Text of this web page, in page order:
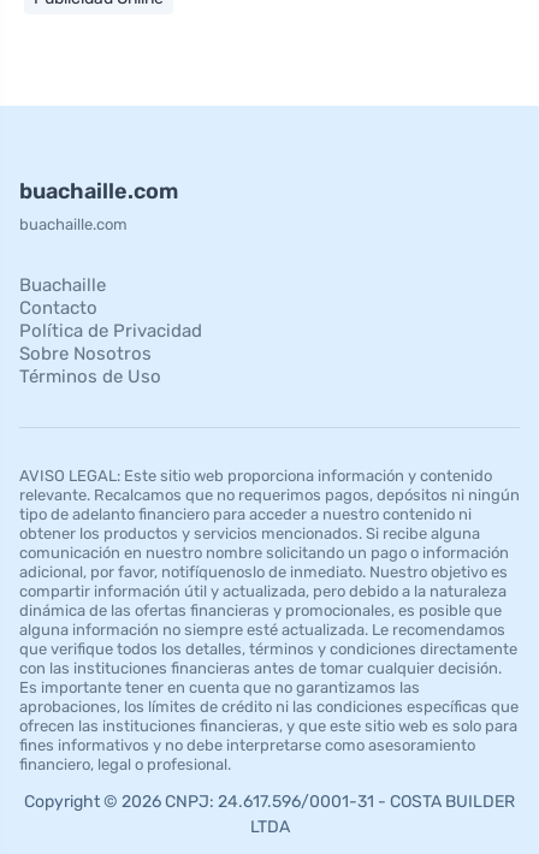
buachaille.com
buachaille.com
Buachaille
Contacto
Política de Privacidad
Sobre Nosotros
Términos de Uso
AVISO LEGAL: Este sitio web proporciona información y contenido
relevante. Recalcamos que no requerimos pagos, depósitos ni ningún
tipo de adelanto financiero para acceder a nuestro contenido ni
obtener los productos y servicios mencionados. Si recibe alguna
comunicación en nuestro nombre solicitando un pago o información
adicional, por favor, notifíquenoslo de inmediato. Nuestro objetivo es
compartir información útil y actualizada, pero debido a la naturaleza
dinámica de las ofertas financieras y promocionales, es posible que
alguna información no siempre esté actualizada. Le recomendamos
que verifique todos los detalles, términos y condiciones directamente
con las instituciones financieras antes de tomar cualquier decisión.
Es importante tener en cuenta que no garantizamos las
aprobaciones, los límites de crédito ni las condiciones específicas que
ofrecen las instituciones financieras, y que este sitio web es solo para
fines informativos y no debe interpretarse como asesoramiento
financiero, legal o profesional.
Copyright © 2026 CNPJ: 24.617.596/0001-31 - COSTA BUILDER
LTDA